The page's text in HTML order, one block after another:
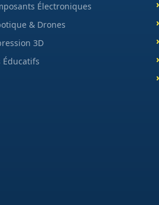
Électroniques
& Drones
3D
Éducatifs